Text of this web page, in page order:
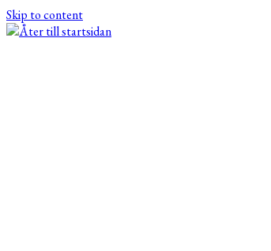
Skip to content